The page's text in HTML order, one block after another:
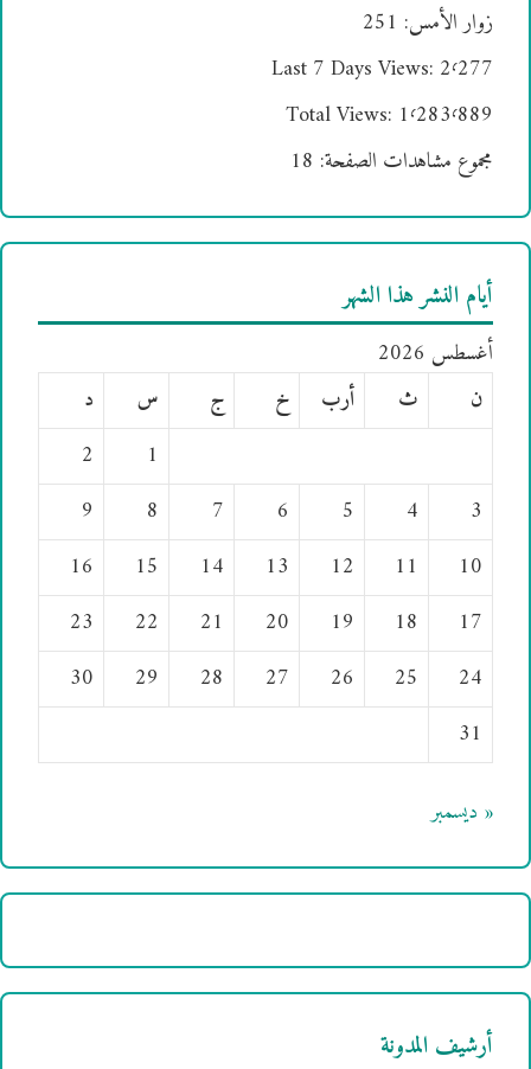
زوار الأمس: 251
Last 7 Days Views: 2٬277
Total Views: 1٬283٬889
مجموع مشاهدات الصفحة: 18
أيام النشر هذا الشهر
أغسطس 2026
ن
ث أرب خ ج س
د
1
2
3
4
5
6
7
8
9
10
11
12
13
14
15
16
17
18
19
20
21
22
23
24
25
26
27
28
29
30
31
« ديسمبر
أرشيف المدونة